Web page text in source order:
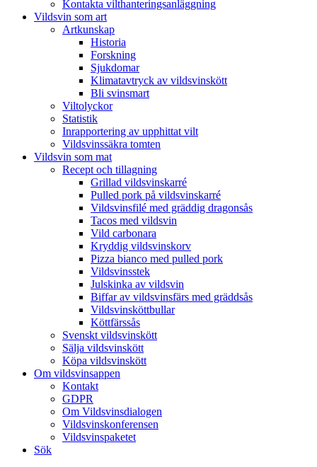
Kontakta vilthanteringsanläggning
Vildsvin som art
Artkunskap
Historia
Forskning
Sjukdomar
Klimatavtryck av vildsvinskött
Bli svinsmart
Viltolyckor
Statistik
Inrapportering av upphittat vilt
Vildsvinssäkra tomten
Vildsvin som mat
Recept och tillagning
Grillad vildsvinskarré
Pulled pork på vildsvinskarré
Vildsvinsfilé med gräddig dragonsås
Tacos med vildsvin
Vild carbonara
Kryddig vildsvinskorv
Pizza bianco med pulled pork
Vildsvinsstek
Julskinka av vildsvin
Biffar av vildsvinsfärs med gräddsås
Vildsvinsköttbullar
Köttfärssås
Svenskt vildsvinskött
Sälja vildsvinskött
Köpa vildsvinskött
Om vildsvinsappen
Kontakt
GDPR
Om Vildsvinsdialogen
Vildsvinskonferensen
Vildsvinspaketet
Sök